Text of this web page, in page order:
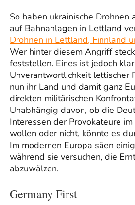
So haben ukrainische Drohnen
auf Bahnanlagen in Lettland
Drohnen in Lettland, Finnland
Wer hinter diesem Angriff
feststellen. Eines ist jedoch
Unverantwortlichkeit lettischer
nun ihr Land und damit ganz
direkten militärischen
Unabhängig davon, ob die
Interessen der Provokateure
wollen oder nicht, könnte es
Im modernen Europa säen
während sie versuchen, die
abzuwälzen.
Germany First